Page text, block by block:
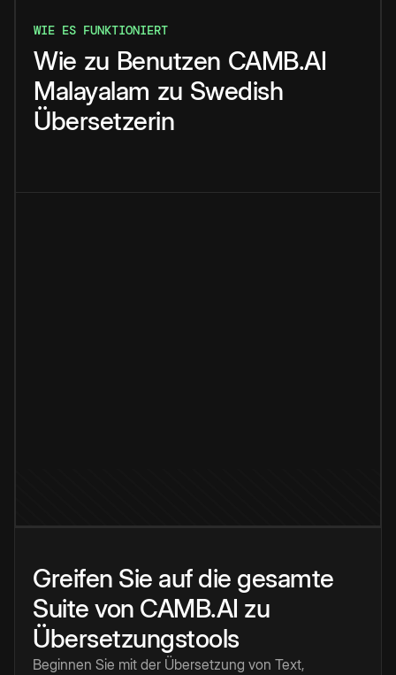
WIE ES FUNKTIONIERT
Wie zu Benutzen CAMB.AI
Malayalam zu Swedish
Übersetzerin
Greifen Sie auf die gesamte
Suite von CAMB.AI zu
Übersetzungstools
Beginnen Sie mit der Übersetzung von Text,